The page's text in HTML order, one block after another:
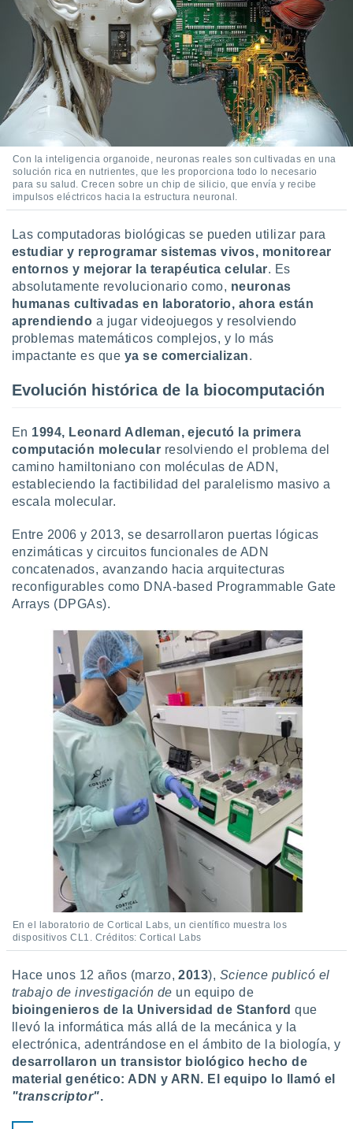
traten tus
en
interés
a lo que
Para
su
u
datos
momento
en
en
en
de
un
datos
perfiles
utilizar
uso de
la
contenido
medir el
publicidad
1199
Con la inteligencia organoide, neuronas reales son cultivadas en una
solución rica en nutrientes, que les proporciona todo lo necesario
para su salud. Crecen sobre un chip de silicio, que envía y recibe
impulsos eléctricos hacia la estructura neuronal.
Las computadoras biológicas se pueden utilizar para
estudiar y reprogramar sistemas vivos, monitorear
entornos y mejorar la terapéutica celular. Es
absolutamente revolucionario como, neuronas
humanas cultivadas en laboratorio, ahora están
aprendiendo a jugar videojuegos y resolviendo
problemas matemáticos complejos, y lo más
impactante es que ya se comercializan.
Evolución histórica de la biocomputación
En 1994, Leonard Adleman, ejecutó la primera
computación molecular resolviendo el problema del
camino hamiltoniano con moléculas de ADN,
estableciendo la factibilidad del paralelismo masivo a
escala molecular.
Entre 2006 y 2013, se desarrollaron puertas lógicas
enzimáticas y circuitos funcionales de ADN
concatenados, avanzando hacia arquitecturas
reconfigurables como DNA-based Programmable Gate
Arrays (DPGAs).
En el laboratorio de Cortical Labs, un científico muestra los
dispositivos CL1. Créditos: Cortical Labs
Hace unos 12 años (marzo,2013), Science publicó el
trabajo de investigación de un equipo de
bioingenieros de la Universidad de Stanfordque
llevó la informática más allá de la mecánica y la
electrónica, adentrándose en el ámbito de la biología, y
desarrollaron un transistor biológico hecho de
material genético: ADN y ARN. El equipo lo llamó el
"transcriptor".